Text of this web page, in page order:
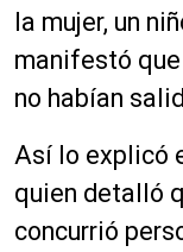
la mujer, un
manifestó
no habían
Así lo explicó
quien detalló
concurrió